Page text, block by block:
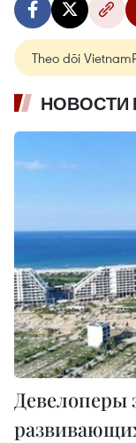
Theo dõi
НОВОСТИ
Девелоперы